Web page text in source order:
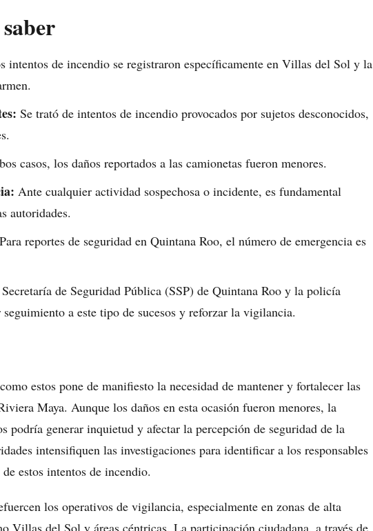
intentos de incendio se registraron específicamente en Villas del Sol y la
Se trató de intentos de incendio provocados por sujetos desconocidos,
casos, los daños reportados a las camionetas fueron menores.
Ante cualquier actividad sospechosa o incidente, es fundamental
autoridades.
Para reportes de seguridad en Quintana Roo, el número de emergencia es
de Seguridad Pública (SSP) de Quintana Roo y la policía
a este tipo de sucesos y reforzar la vigilancia.
estos pone de manifiesto la necesidad de mantener y fortalecer las
Maya. Aunque los daños en esta ocasión fueron menores, la
podría generar inquietud y afectar la percepción de seguridad de la
intensifiquen las investigaciones para identificar a los responsables
estos intentos de incendio.
los operativos de vigilancia, especialmente en zonas de alta
Villas del Sol y áreas céntricas. La participación ciudadana, a través de